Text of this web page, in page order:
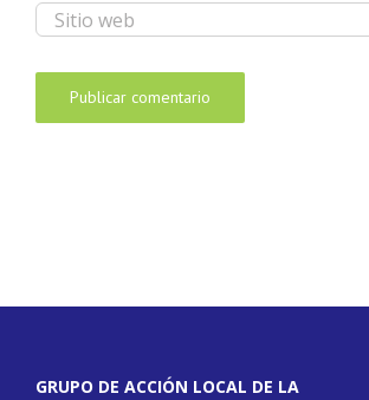
GRUPO DE ACCIÓN LOCAL DE LA